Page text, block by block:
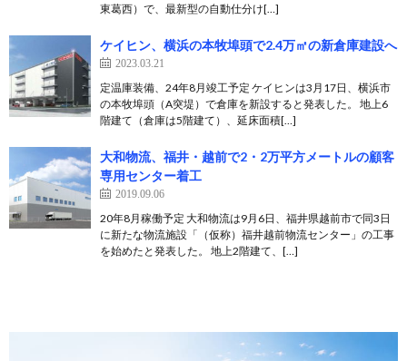
東葛西）で、最新型の自動仕分け[…]
ケイヒン、横浜の本牧埠頭で2.4万㎡の新倉庫建設へ
2023.03.21
定温庫装備、24年8月竣工予定 ケイヒンは3月17日、横浜市
の本牧埠頭（A突堤）で倉庫を新設すると発表した。 地上6
階建て（倉庫は5階建て）、延床面積[…]
大和物流、福井・越前で2・2万平方メートルの顧客
専用センター着工
2019.09.06
20年8月稼働予定 大和物流は9月6日、福井県越前市で同3日
に新たな物流施設「（仮称）福井越前物流センター」の工事
を始めたと発表した。 地上2階建て、[…]